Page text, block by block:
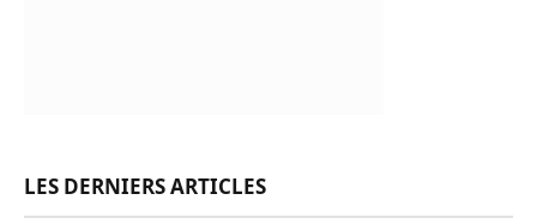
LES DERNIERS ARTICLES